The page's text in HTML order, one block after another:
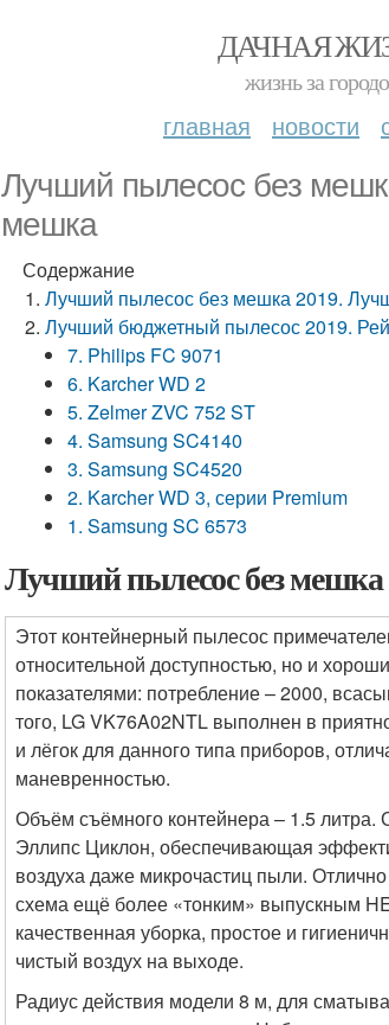
ДАЧНАЯ
жизнь за
главная новости
Лучший пылесос без
мешка
Содержание
Лучший пылесос без мешка 2019.
Лучший бюджетный пылесос 2019.
7. Philips FC 9071
6. Karcher WD 2
5. Zelmer ZVC 752 ST
4. Samsung SC4140
3. Samsung SC4520
2. Karcher WD 3, серии Premium
1. Samsung SC 6573
Лучший пылесос без
Этот контейнерный пылесос
относительной доступностью, но и
показателями: потребление – 2000,
того, LG VK76A02NTL выполнен в
и лёгок для данного типа приборов,
маневренностью.
Объём съёмного контейнера – 1.5 литра.
Эллипс Циклон, обеспечивающая
воздуха даже микрочастиц пыли.
схема ещё более «тонким» выпускным
качественная уборка, простое и
чистый воздух на выходе.
Радиус действия модели 8 м, для